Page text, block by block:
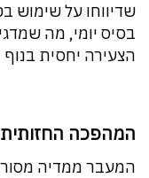
בסיס יומי, מה
הצעירה יחסית
המהפכה
המעבר ממדיה